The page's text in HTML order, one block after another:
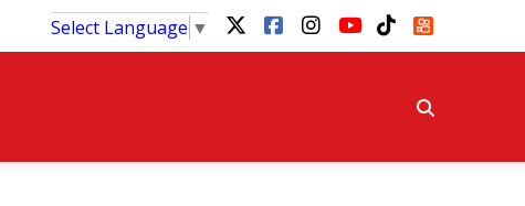
Select Language ▼